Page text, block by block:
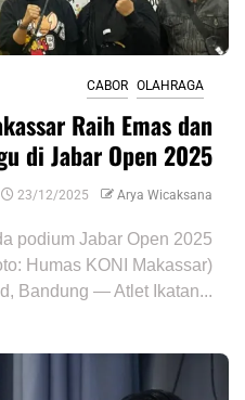
CABOR OLAHRAGA
Raih Emas dan
di Jabar Open 2025
23/12/2025 Arya Wicaksana
podium Jabar Open 2025
Humas KONI Makassar)
Bandung — Atlet Ikatan...